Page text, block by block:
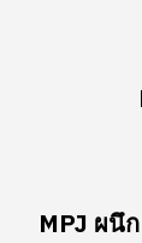
MPJ ผนึ